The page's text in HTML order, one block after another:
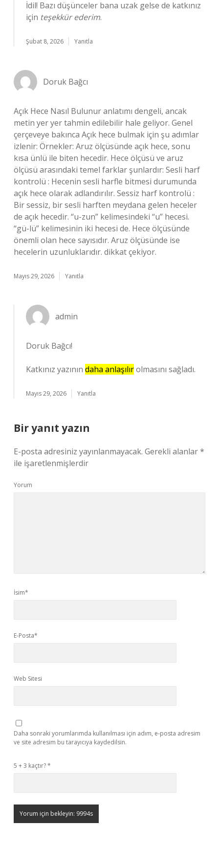
İdil! Bazı düşünceler bana uzak gelse de katkınız
için teşekkür ederim.
Şubat 8, 2026 Yanıtla
Doruk Bağcı
Açık Hece Nasıl Bulunur anlatımı dengeli, ancak
metin yer yer tahmin edilebilir hale geliyor. Genel
çerçeveye bakınca Açık hece bulmak için şu adımlar
izlenir: Örnekler: Aruz ölçüsünde açık hece, sonu
kısa ünlü ile biten hecedir. Hece ölçüsü ve aruz
ölçüsü arasındaki temel farklar şunlardır: Sesli harf
kontrolü : Hecenin sesli harfle bitmesi durumunda
açık hece olarak adlandırılır. Sessiz harf kontrolü :
Bir sessiz, bir sesli harften meydana gelen heceler
de açık hecedir. “u-zun” kelimesindeki “u” hecesi.
“gü-lü” kelimesinin iki hecesi de. Hece ölçüsünde
önemli olan hece sayısıdır. Aruz ölçüsünde ise
hecelerin uzunluklarıdır. dikkat çekiyor.
Mayıs 29, 2026 Yanıtla
admin
Doruk Bağcı!
Katkınız yazının daha anlaşılırolmasını sağladı.
Mayıs 29, 2026 Yanıtla
Bir yanıt yazın
E-posta adresiniz yayınlanmayacak. Gerekli alanlar*
ile işaretlenmişlerdir
Yorum
İsim*
E-Posta*
Web Sitesi
Daha sonraki yorumlarımda kullanılması için adım, e-posta adresim
ve site adresim bu tarayıcıya kaydedilsin.
5 + 3 kaçtır?*